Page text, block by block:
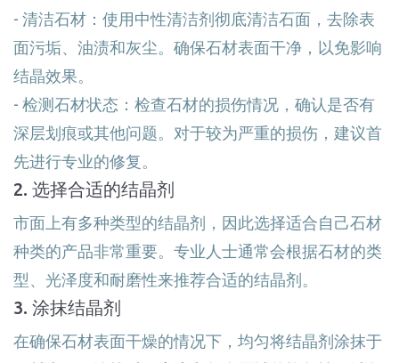
- 清洁石材：使用中性清洁剂彻底清洁石面，去除表
面污垢、油渍和灰尘。确保石材表面干净，以免影响
结晶效果。
- 检测石材状态：检查石材的损伤情况，确认是否有
深层划痕或其他问题。对于较为严重的损伤，建议首
先进行专业的修复。
2. 选择合适的结晶剂
市面上有多种类型的结晶剂，因此选择适合自己石材
种类的产品非常重要。专业人士通常会根据石材的类
型、光泽度和耐磨性来推荐合适的结晶剂。
3. 涂抹结晶剂
在确保石材表面干燥的情况下，均匀将结晶剂涂抹于